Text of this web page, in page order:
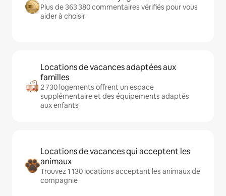
Plus de 363 380 commentaires vérifiés pour vous
aider à choisir
Locations de vacances adaptées aux
familles
2 730 logements offrent un espace
supplémentaire et des équipements adaptés
aux enfants
Locations de vacances qui acceptent les
animaux
Trouvez 1 130 locations acceptant les animaux de
compagnie